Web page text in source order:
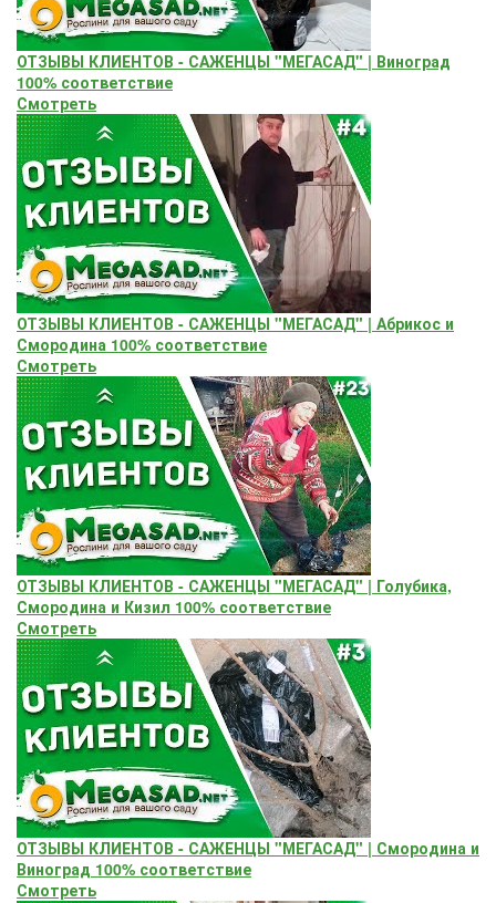
ОТЗЫВЫ КЛИЕНТОВ - САЖЕНЦЫ "МЕГАСАД" | Виноград
100% соответствие
Смотреть
ОТЗЫВЫ КЛИЕНТОВ - САЖЕНЦЫ "МЕГАСАД" | Абрикос и
Смородина 100% соответствие
Смотреть
ОТЗЫВЫ КЛИЕНТОВ - САЖЕНЦЫ "МЕГАСАД" | Голубика,
Смородина и Кизил 100% соответствие
Смотреть
ОТЗЫВЫ КЛИЕНТОВ - САЖЕНЦЫ "МЕГАСАД" | Смородина и
Виноград 100% соответствие
Смотреть